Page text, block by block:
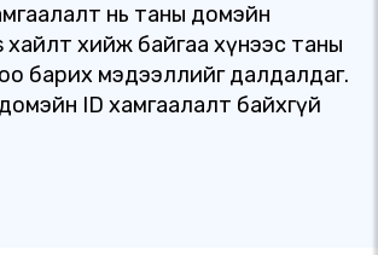
нь таны домэйн
хайлт хийж байгаа хүнээс таны
барих мэдээллийг далдалдаг.
ID хамгаалалт байхгүй